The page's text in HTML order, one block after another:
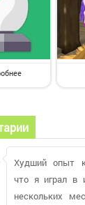
Худший опыт
что я играл в
нескольких